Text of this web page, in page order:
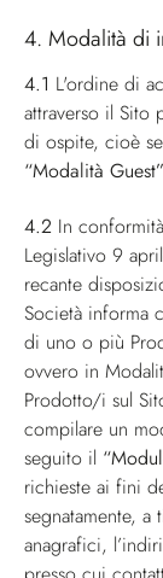
4. Modalità di
4.1 L'ordine di
attraverso il Sito
di ospite, cioè
“Modalità Guest”
4.2 In
Legislativo 9
recante
Società informa
di uno o più
ovvero in
Prodotto/i sul
compilare un
seguito il
richieste ai fini
segnatamente,
anagrafici,